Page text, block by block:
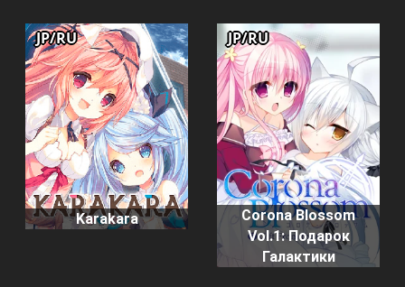
Karakara
JP/RU
Corona Blossom
Vol.1: Подарок
Галактики
JP/RU